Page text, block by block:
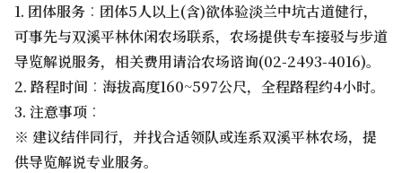
1. 团体服务︰团体5人以上(含)欲体验淡兰中坑古道健行，
可事先与双溪平林休闲农场联系，农场提供专车接驳与步道
导览解说服务，相关费用请洽农场谘询(02-2493-4016)。
2. 路程时间︰海拔高度160~597公尺，全程路程约4小时。
3. 注意事项︰
※ 建议结伴同行，并找合适领队或连系双溪平林农场，提
供导览解说专业服务。